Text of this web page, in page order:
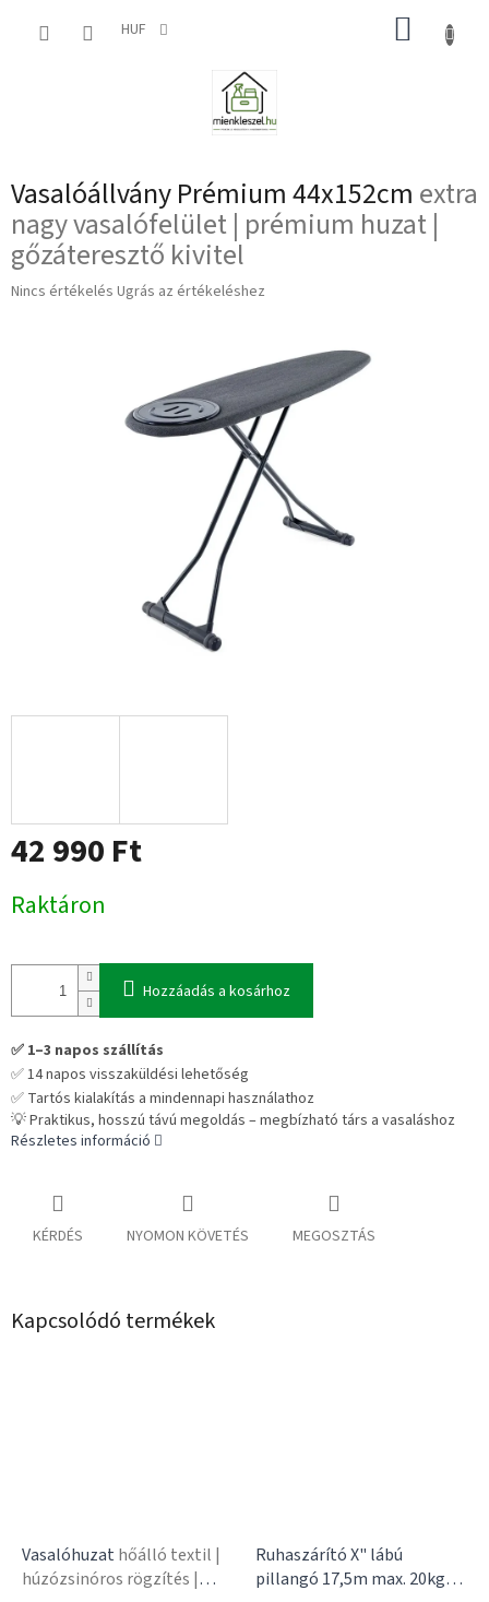
HUF KOSÁR
Vasalóállvány Prémium 44x152cm extra
nagy vasalófelület | prémium huzat |
gőzáteresztő kivitel
A
Nincs értékelés Ugrás az értékeléshez
42 990 Ft
Raktáron
Hozzáadás a kosárhoz
✅ 1–3 napos szállítás
✅ 14 napos visszaküldési lehetőség
✅ Tartós kialakítás a mindennapi használathoz
💡 Praktikus, hosszú távú megoldás – megbízható társ a vasaláshoz
Részletes információ
KÉRDÉS NYOMON KÖVETÉS MEGOSZTÁS
Kapcsolódó termékek
Vasalóhuzat hőálló textil |
húzózsinóros rögzítés |
Ruhaszárító X" lábú
pillangó 17,5m max. 20kg